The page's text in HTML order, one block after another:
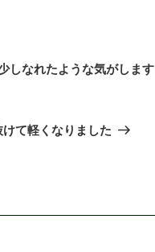
しなれたような気がします
て軽くなりました